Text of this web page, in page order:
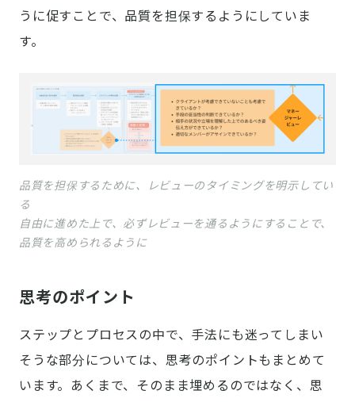
うに促すことで、品質を担保するようにしていま
す。
品質を担保するために、レビューのタイミングを明示してい
る
自由に進めた上で、必ずレビューを通るようにすることで、
品質を高められるように
思考のポイント
ステップとプロセスの中で、手法にも迷ってしまい
そうな部分については、思考のポイントもまとめて
います。あくまで、そのまま埋めるのではなく、思